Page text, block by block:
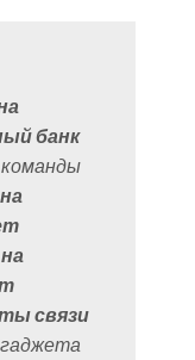
банк
команды
связи
гаджета